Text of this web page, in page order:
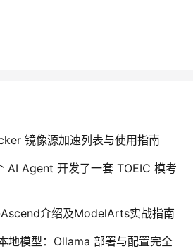
镜像源加速列表与使用指南
AI Agent 开发了一套 TOEIC 模考
介绍及ModelArts实战指南
地模型：Ollama 部署与配置完全